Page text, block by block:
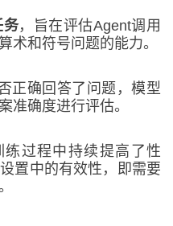
务，旨在评估Agent调用
术和符号问题的能力。
正确回答了问题，模型
准确度进行评估。
练过程中持续提高了性
置中的有效性，即需要